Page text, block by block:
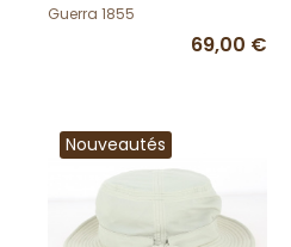
Guerra 1855
69,00 €
Nouveautés